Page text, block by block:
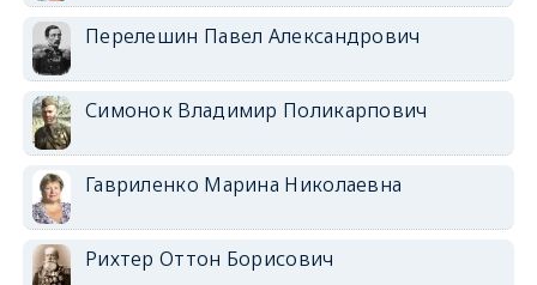
Перелешин Павел Александрович
Симонок Владимир Поликарпович
Гавриленко Марина Николаевна
Рихтер Оттон Борисович